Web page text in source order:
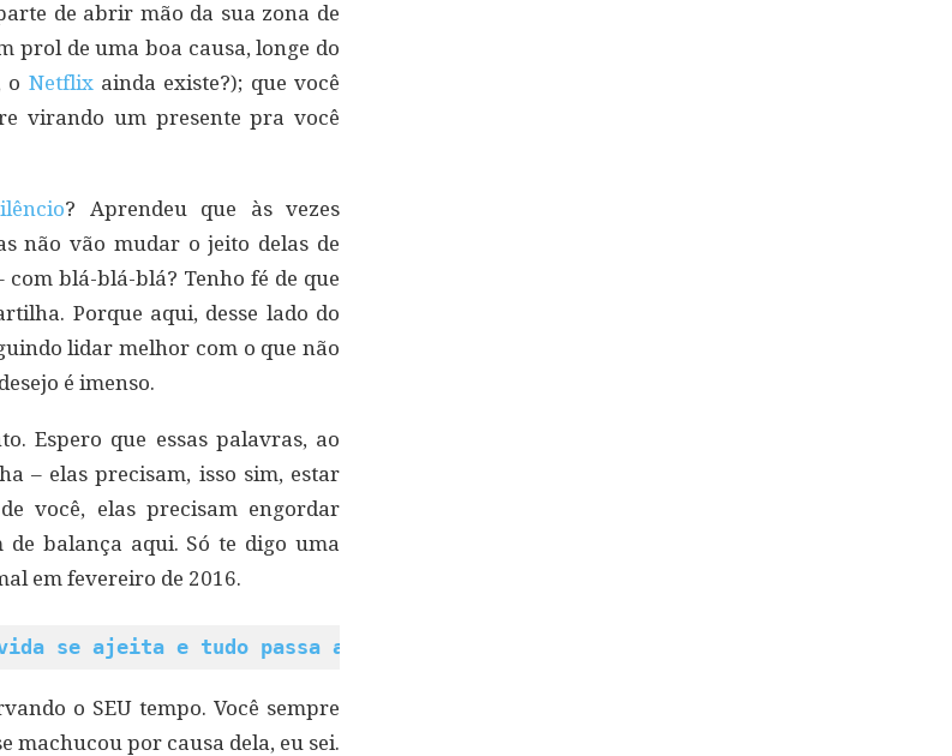
de abrir mão da sua zona de
prol de uma boa causa, longe do
o Netflix ainda existe?); que você
virando um presente pra você
? Aprendeu que às vezes
não vão mudar o jeito delas de
blá-blá-blá? Tenho fé de que
Porque aqui, desse lado do
lidar melhor com o que não
é imenso.
Espero que essas palavras, ao
– elas precisam, isso sim, estar
você, elas precisam engordar
de balança aqui. Só te digo uma
em fevereiro de 2016.
se ajeita e tudo passa a fazer sentido…
o SEU tempo. Você sempre
machucou por causa dela, eu sei.